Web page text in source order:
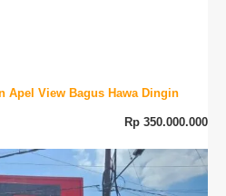
Apel View Bagus Hawa Dingin
Rp 350.000.000